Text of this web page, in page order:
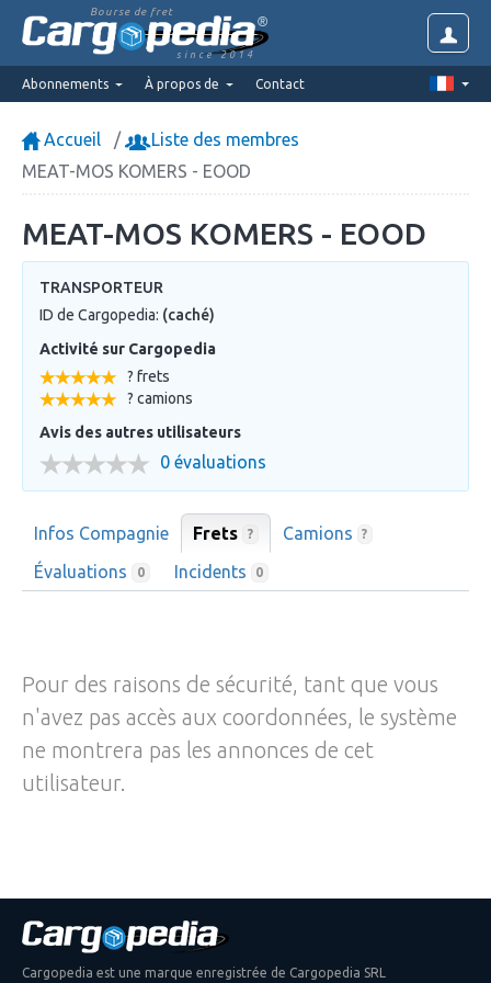
Bourse de fret
since 2014
Abonnements À propos de Contact
Accueil
Liste des membres
MEAT-MOS KOMERS - EOOD
MEAT-MOS KOMERS - EOOD
TRANSPORTEUR
ID de Cargopedia: (caché)
Activité sur Cargopedia
? frets
? camions
Avis des autres utilisateurs
0 évaluations
Infos Compagnie Frets ? Camions ?
Évaluations 0 Incidents 0
Pour des raisons de sécurité, tant que vous
n'avez pas accès aux coordonnées, le système
ne montrera pas les annonces de cet
utilisateur.
Cargopedia est une marque enregistrée de Cargopedia SRL